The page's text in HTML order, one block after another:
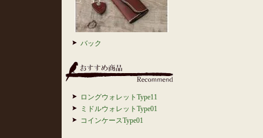
バック
ロングウォレットType11
ミドルウォレットType01
コインケースType01